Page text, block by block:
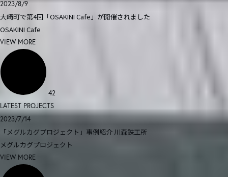
2023/8/9
大崎町で第4回「OSAKINI Cafe」が開催されました
OSAKINI Cafe
VIEW MORE
42
LATEST PROJECTS
2023/7/14
「メグルカグプロジェクト」事例紹介 川森鉄工所
メグルカグプロジェクト
VIEW MORE